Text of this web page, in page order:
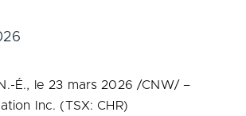
É., le 23 mars 2026 /CNW/ –
Inc. (TSX: CHR)